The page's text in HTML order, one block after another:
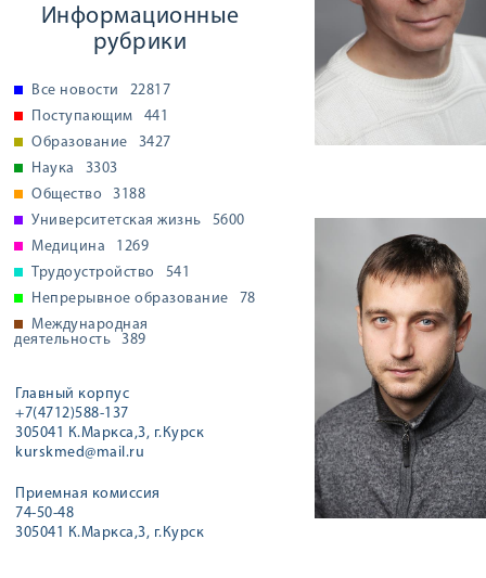
Информационные
рубрики
Все новости
22817
Поступающим
441
Образование
3427
Наука
3303
Общество
3188
Университетская жизнь
5600
Медицина
1269
Трудоустройство
541
Непрерывное образование
78
Международная
деятельность
389
Главный корпус
+7(4712)588-137
305041 К.Маркса,3, г.Курск
kurskmed@mail.ru
Приемная комиссия
74-50-48
305041 К.Маркса,3, г.Курск